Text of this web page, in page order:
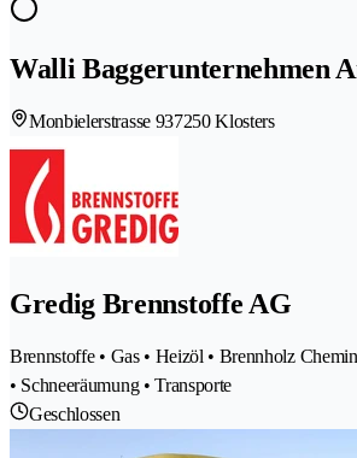
Walli Baggerunternehmen
Monbielerstrasse 937250 Klosters
Gredig Brennstoffe AG
Brennstoffe • Gas • Heizöl • Brennholz
• Schneeräumung • Transporte
Geschlossen